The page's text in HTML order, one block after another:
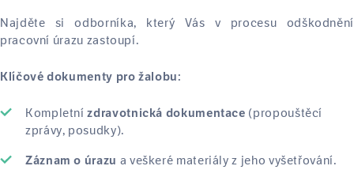
Najděte si odborníka, který Vás v procesu odškodnění
pracovní úrazu zastoupí.
Klíčové dokumenty pro žalobu:
Kompletnízdravotnická dokumentace (propouštěcí
zprávy, posudky).
Záznam o úrazu a veškeré materiály z jeho vyšetřování.